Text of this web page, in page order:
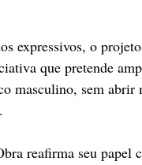
expressivos, o
que pretende
masculino, sem abrir
reafirma seu papel